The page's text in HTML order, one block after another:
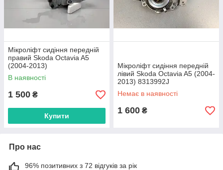
Мікроліфт сидіння передній
правий Skoda Octavia A5
(2004-2013)
В наявності
1 500 ₴
Купити
Мікроліфт сидіння передній
лівий Skoda Octavia A5 (2004-
2013) 8313992J
Немає в наявності
1 600 ₴
Про нас
96% позитивних з 72 відгуків за рік